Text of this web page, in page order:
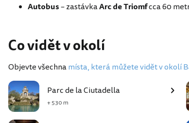
Autobus– zastávkaArc de Triomfcca 60
Co vidět v okolí
Objevte všechnamísta, která můžete vidět v okolí
Parc de la Ciutadella
+ 530 m